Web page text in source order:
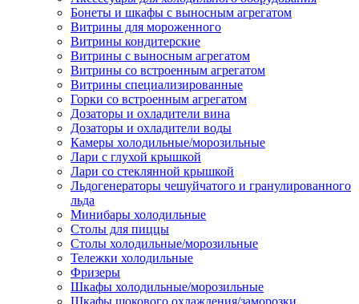
Бонеты и шкафы с выносным агрегатом
Витрины для мороженного
Витрины кондитерские
Витрины с выносным агрегатом
Витрины со встроенным агрегатом
Витрины специализированные
Горки со встроенным агрегатом
Дозаторы и охладители вина
Дозаторы и охладители воды
Камеры холодильные/морозильные
Лари с глухой крышкой
Лари со стеклянной крышкой
Льдогенераторы чешуйчатого и гранулированного
льда
Минибары холодильные
Столы для пиццы
Столы холодильные/морозильные
Тележки холодильные
Фризеры
Шкафы холодильные/морозильные
Шкафы шокового охлаждения/заморозки